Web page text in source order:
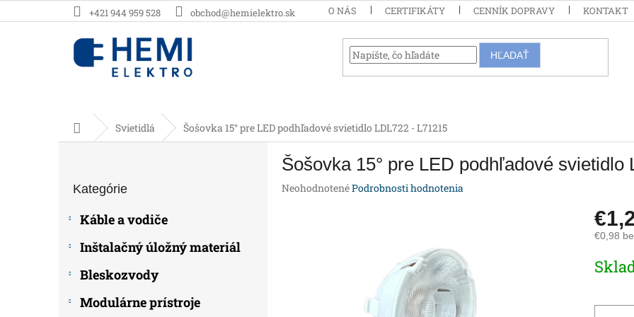
na
+421 944 959 528 obchod@hemielektro.sk O NÁS CERTIFIKÁTY CENNÍK DOPRAVY KONTAKT
HĽADAŤ
DomovSvietidlá Šošovka 15° pre LED podhľadové svietidlo LDL722 - L71215
kategórie
Kategórie
Káble a vodiče
Inštalačný úložný materiál
Bleskozvody
Modulárne prístroje
Šošovka 15° pre LED podhľadové svietidlo
Priemerné
NeohodnotenéPodrobnosti hodnotenia
€0,98
cena: